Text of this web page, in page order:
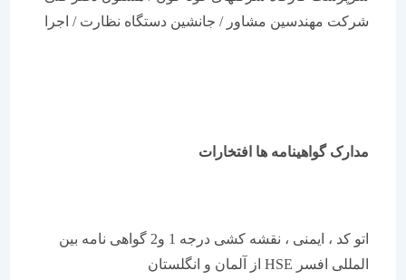
شرکت مهندسین مشاور / جانشین دستگاه نظارت / اجرا
مدارک گواهینامه ها افتخارات
اتو کد ، ایمنی ، نقشه کشی درجه 1 و2 گواهی نامه بین
المللی افسر HSE از آلمان و انگلستان